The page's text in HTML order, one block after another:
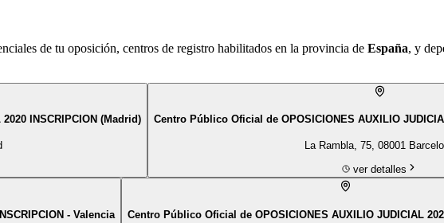
de tu oposición, centros de registro habilitados en la provincia de España, y
INSCRIPCION (Madrid) Centro Público Oficial de OPOSICIONES AUXILIO
La Rambla, 75, 08001
ver detalles
- Valencia Centro Público Oficial de OPOSICIONES AUXILIO JUDICIAL